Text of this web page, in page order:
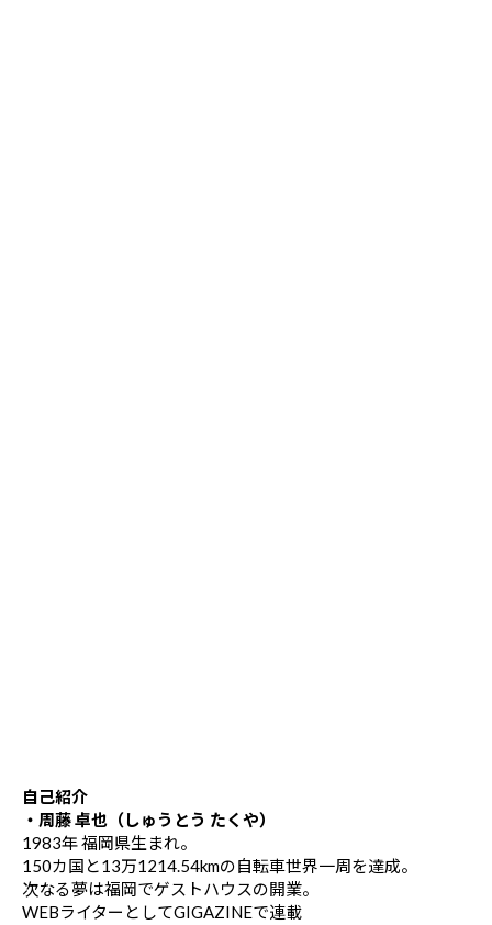
自己紹介
・周藤 卓也（しゅうとう たくや）
1983年 福岡県生まれ。
150カ国と13万1214.54kmの自転車世界一周を達成。
次なる夢は福岡でゲストハウスの開業。
WEBライターとしてGIGAZINEで連載